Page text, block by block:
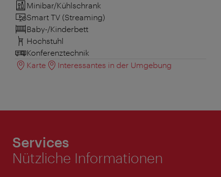
Minibar/Kühlschrank
Smart TV (Streaming)
Baby-/Kinderbett
Hochstuhl
Konferenztechnik
Karte
Interessantes in der Umgebung
Services
Nützliche Informationen